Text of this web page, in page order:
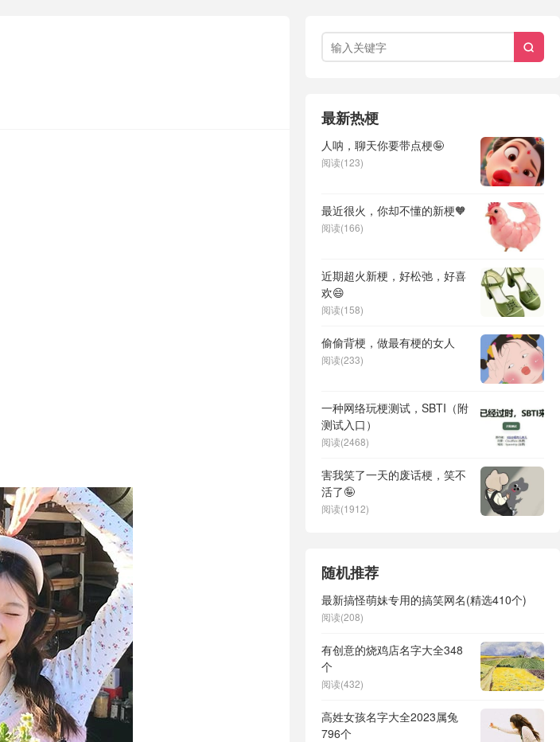

最新热梗
人呐，聊天你要带点梗🤪
阅读(123)
最近很火，你却不懂的新梗🧡
阅读(166)
近期超火新梗，好松弛，好喜
欢😄
阅读(158)
偷偷背梗，做最有梗的女人
阅读(233)
一种网络玩梗测试，SBTI（附
测试入口）
阅读(2468)
害我笑了一天的废话梗，笑不
活了🤪
阅读(1912)
随机推荐
最新搞怪萌妹专用的搞笑网名(精选410个)
阅读(208)
有创意的烧鸡店名字大全348
个
阅读(432)
高姓女孩名字大全2023属兔
796个